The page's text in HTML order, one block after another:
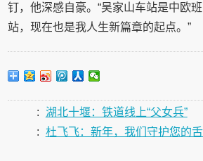
钉，他深感自豪。“吴家山车站是中欧
站，现在也是我人生新篇章的起点。”
: 湖北十堰：铁道线上“父女兵”
: 杜飞飞：新年，我们守护您的